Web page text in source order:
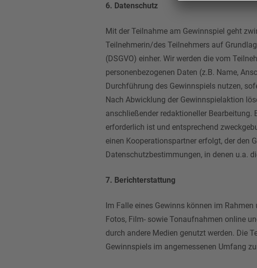
6. Datenschutz
Mit der Teilnahme am Gewinnspiel geht
Teilnehmerin/des Teilnehmers auf
(DSGVO) einher. Wir werden die vom
personenbezogenen Daten (z.B. Name,
Durchführung des Gewinnspiels nutzen,
Nach Abwicklung der Gewinnspielaktion
anschließender redaktioneller Bearbeitung.
erforderlich ist und entsprechend
einen Kooperationspartner erfolgt, der den
Datenschutzbestimmungen, in denen u.a.
7. Berichterstattung
Im Falle eines Gewinns können im
Fotos, Film- sowie Tonaufnahmen online
durch andere Medien genutzt werden. Die
Gewinnspiels im angemessenen Umfang